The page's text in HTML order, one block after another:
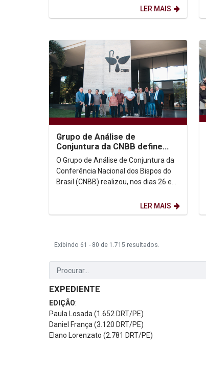
LER MAIS
Grupo de Análise de
Conjuntura da CNBB define
prioridades e metodologia
para 2026
O Grupo de Análise de Conjuntura da
Conferência Nacional dos Bispos do
Brasil (CNBB) realizou, nos dias 26 e
LER MAIS
Exibindo 61 - 80 de 1.715 resultados.
EXPEDIENTE
EDIÇÃO:
Paula Losada (1.652 DRT/PE)
Daniel França (3.120 DRT/PE)
Elano Lorenzato (2.781 DRT/PE)